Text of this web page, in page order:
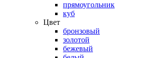
прямоугольник
куб
Цвет
бронзовый
золотой
бежевый